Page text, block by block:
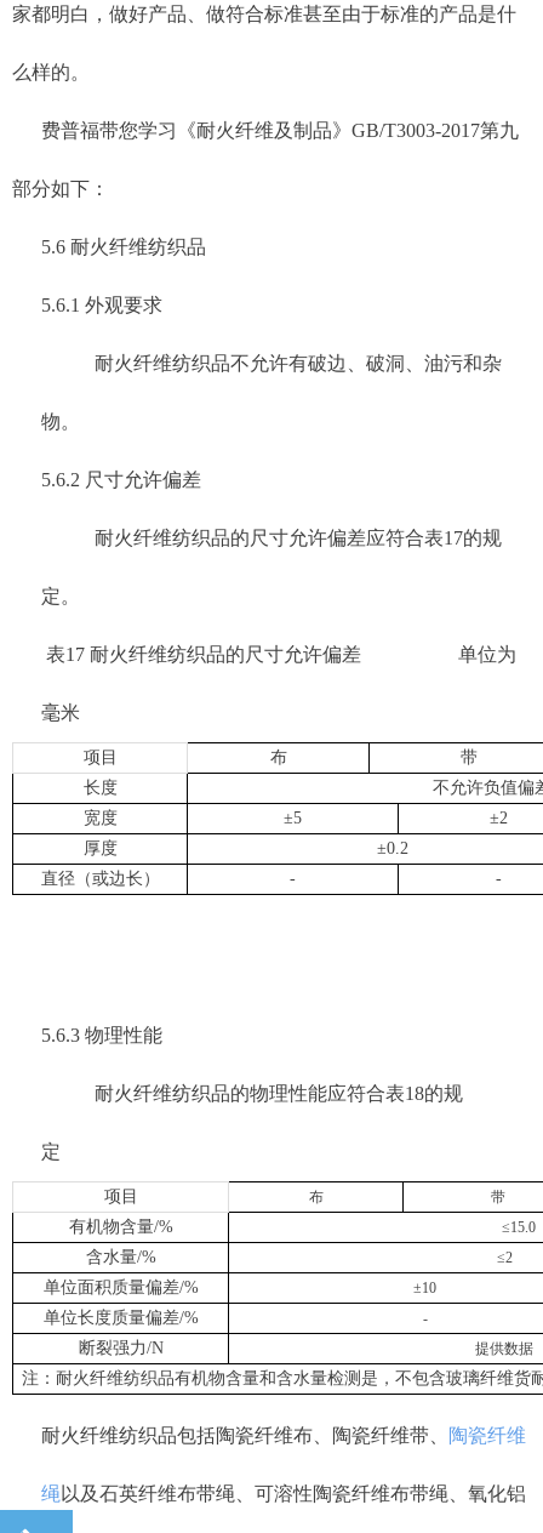
家都明白，做好产品、做符合标准甚至由于标准的产品是什
么样的。
费普福带您学习《耐火纤维及制品》GB/T3003-2017第九
部分如下：
5.6 耐火纤维纺织品
5.6.1 外观要求
耐火纤维纺织品不允许有破边、破洞、油污和杂
物。
5.6.2 尺寸允许偏差
耐火纤维纺织品的尺寸允许偏差应符合表17的规
定。
表17 耐火纤维纺织品的尺寸允许偏差 单位为
毫米
项目 布
带
长度
不允许负值偏
宽度
±5
±2
厚度
±0.2
直径（或边长）
- -
5.6.3 物理性能
耐火纤维纺织品的物理性能应符合表18的规
定
项目 布 带
有机物含量/% ≤15.0
含水量/% ≤2
单位面积质量偏差/% ±10
单位长度质量偏差/% -
断裂强力/N 提供数据
注：耐火纤维纺织品有机物含量和含水量检测是，不包含玻璃纤维货
耐火纤维纺织品包括陶瓷纤维布、陶瓷纤维带、 陶瓷纤维
绳 以及石英纤维布带绳、可溶性陶瓷纤维布带绳、氧化铝